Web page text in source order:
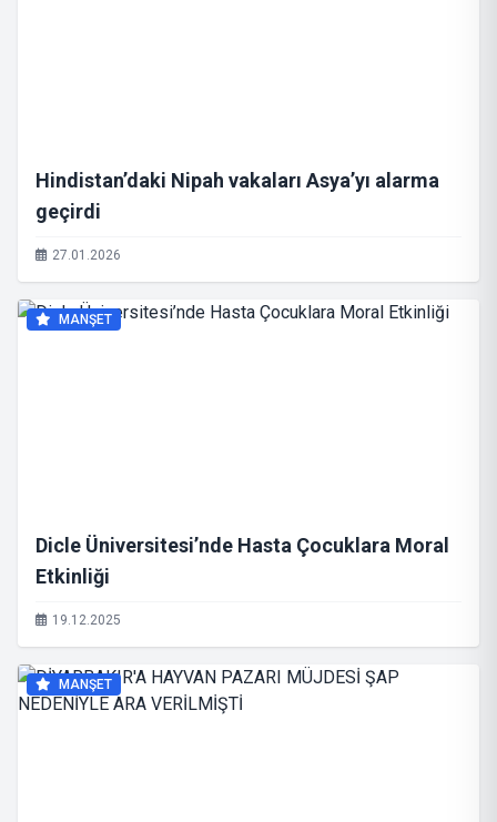
Hindistan’daki Nipah vakaları Asya’yı alarma
geçirdi
27.01.2026
MANŞET
Dicle Üniversitesi’nde Hasta Çocuklara Moral
Etkinliği
19.12.2025
MANŞET